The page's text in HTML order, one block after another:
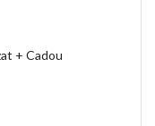
+ Cadou